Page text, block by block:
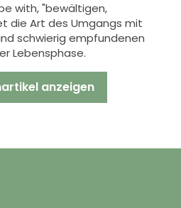
with, "bewältigen,
die Art des Umgangs mit
schwierig empfundenen
Lebensphase.
anzeigen